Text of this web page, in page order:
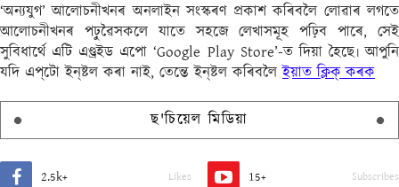
‘অন্যযুগ’ আলোচনীখনৰ অনলাইন সংস্কৰণ প্ৰকাশ কৰিবলৈ লোৱাৰ লগতে
আলোচনীখনৰ পঢ়ুৱৈসকলে যাতে সহজে লেখাসমূহ পঢ়িব পাৰে, সেই
সুবিধাৰ্থে এটি এণ্ড্ৰইড এপো ‘Google Play Store’-ত দিয়া হৈছে৷ আপুনি
যদি এপ্‌টো ইন্‌ষ্টল কৰা নাই, তেন্তে ইন্‌ষ্টল কৰিবলৈইয়াত ক্লিক্ কৰক
ছ'চিয়েল মিডিয়া
2.5k+ Likes 15+ Subscribes